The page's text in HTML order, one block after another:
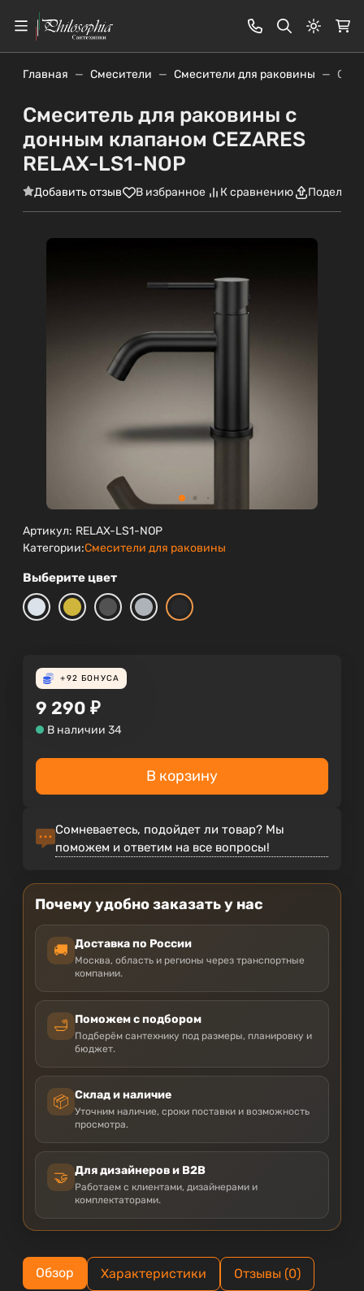
Главная Смесители Смесители для раковины
Смеситель для раковины с
донным клапаном CEZARES
RELAX-LS1-NOP
Добавить отзыв В избранное К сравнению
Артикул: RELAX-LS1-NOP
Категории:Смесители для раковины
Выберите цвет
+92 БОНУСА
9 290 ₽
В наличии 34
В корзину
Сомневаетесь, подойдет ли товар? Мы
поможем и ответим на все вопросы!
Почему удобно заказать у нас
🚚 Доставка по России
Москва, область и регионы через транспортные
компании.
🛁 Поможем с подбором
Подберём сантехнику под размеры, планировку и
бюджет.
📦 Склад и наличие
Уточним наличие, сроки поставки и возможность
просмотра.
🤝 Для дизайнеров и B2B
Работаем с клиентами, дизайнерами и
комплектаторами.
Обзор Характеристики Отзывы (0)